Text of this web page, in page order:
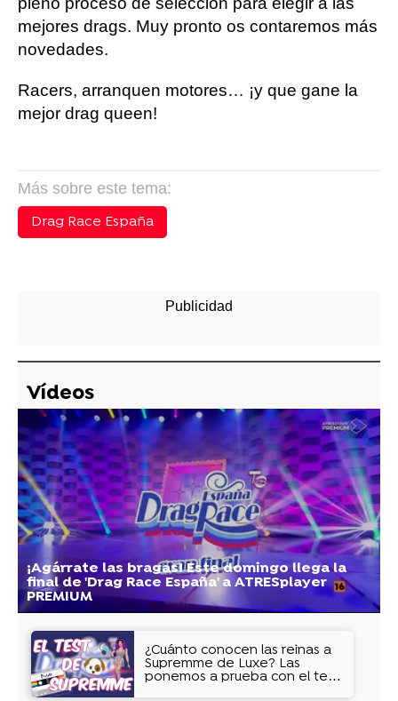
mejores drags. Muy pronto os contaremos más
novedades.
Racers, arranquen motores… ¡y que gane la
mejor drag queen!
Más sobre este tema:
Drag Race España
Vídeos
¡Agárrate las bragas! Este domingo llega la
final de 'Drag Race España' a ATRESplayer
PREMIUM
¿Cuánto conocen las reinas a
Supremme de Luxe? Las
ponemos a prueba con el test